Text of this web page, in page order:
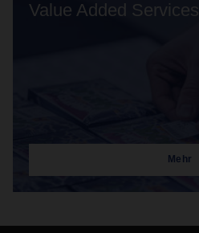
Value Added Services
Mehr